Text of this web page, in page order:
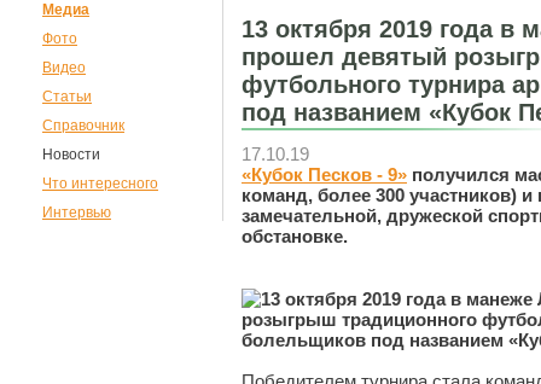
Медиа
Фото
Видео
Статьи
Справочник
Новости
Что интересного
Интервью
13 октября 2019 года
прошел девятый
футбольного турнира
под названием «Кубок
17.10.19
«Кубок Песков - 9» получился
команд, более 300 участников)
замечательной, дружеской
обстановке.